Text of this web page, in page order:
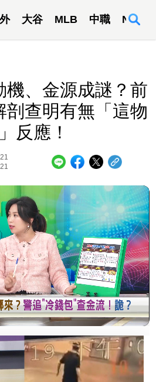
大谷 MLB 中職 NBA
機、金源成謎？前
剖查明有無「這物
反應！